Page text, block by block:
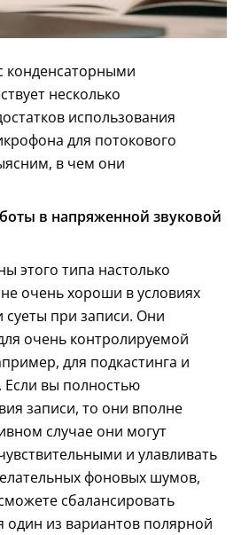
конденсаторными
несколько
использования
для потокового
в чем они
в напряженной звуковой
этого типа настолько
очень хороши в условиях
суеты при записи. Они
очень контролируемой
для подкастинга и
вы полностью
записи, то они вполне
случае они могут
и улавливать
фоновых шумов,
сбалансировать
один из вариантов полярной